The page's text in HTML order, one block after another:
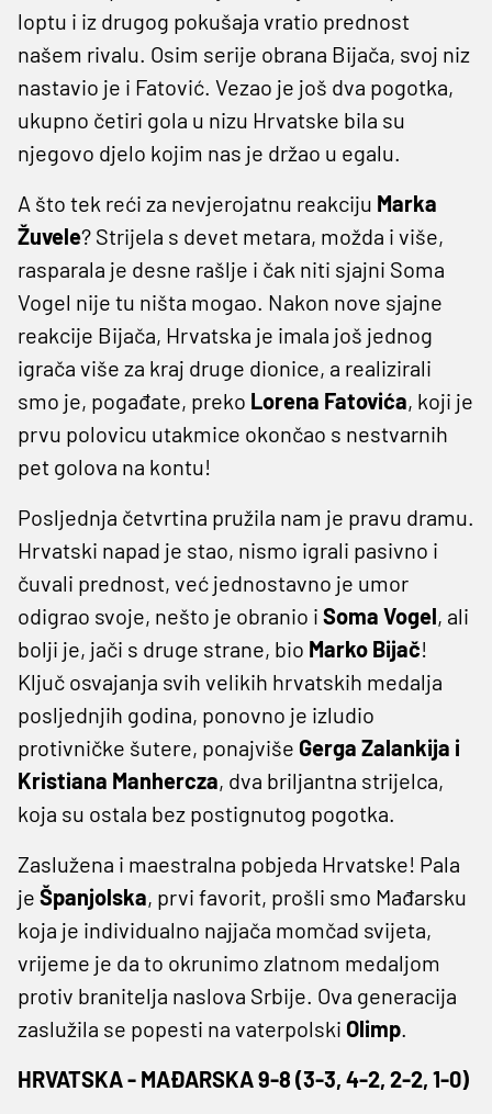
loptu i iz drugog pokušaja vratio prednost
našem rivalu. Osim serije obrana Bijača, svoj niz
nastavio je i Fatović. Vezao je još dva pogotka,
ukupno četiri gola u nizu Hrvatske bila su
njegovo djelo kojim nas je držao u egalu.
A što tek reći za nevjerojatnu reakciju Marka
Žuvele? Strijela s devet metara, možda i više,
rasparala je desne rašlje i čak niti sjajni Soma
Vogel nije tu ništa mogao. Nakon nove sjajne
reakcije Bijača, Hrvatska je imala još jednog
igrača više za kraj druge dionice, a realizirali
smo je, pogađate, preko Lorena Fatovića, koji je
prvu polovicu utakmice okončao s nestvarnih
pet golova na kontu!
Posljednja četvrtina pružila nam je pravu dramu.
Hrvatski napad je stao, nismo igrali pasivno i
čuvali prednost, već jednostavno je umor
odigrao svoje, nešto je obranio i Soma Vogel, ali
bolji je, jači s druge strane, bio Marko Bijač!
Ključ osvajanja svih velikih hrvatskih medalja
posljednjih godina, ponovno je izludio
protivničke šutere, ponajviše Gerga Zalankija i
Kristiana Manhercza, dva briljantna strijelca,
koja su ostala bez postignutog pogotka.
Zaslužena i maestralna pobjeda Hrvatske! Pala
je Španjolska, prvi favorit, prošli smo Mađarsku
koja je individualno najjača momčad svijeta,
vrijeme je da to okrunimo zlatnom medaljom
protiv branitelja naslova Srbije. Ova generacija
zaslužila se popesti na vaterpolski Olimp.
HRVATSKA - MAĐARSKA 9-8 (3-3, 4-2, 2-2, 1-0)